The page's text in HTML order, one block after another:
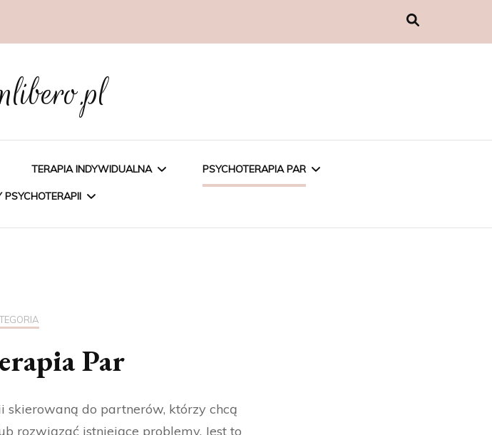
TERAPIA INDYWIDUALNA PSYCHOTERAPIA PAR
Par
do partnerów, którzy chcą
rozwiązać istniejące problemy. Jest to